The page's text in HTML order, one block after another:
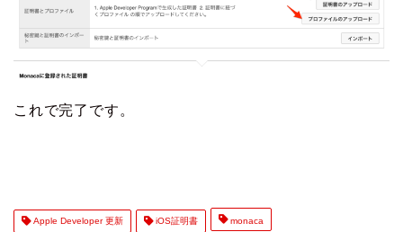
これで完了です。
Apple Developer 更新 iOS証明書 monaca